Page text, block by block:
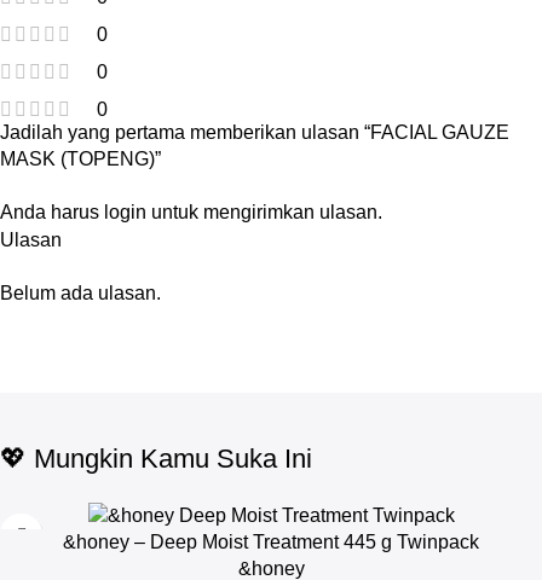
0
0
0
Ulasan
Belum ada ulasan.
Jadilah yang pertama memberikan ulasan “FACIAL GAUZE
MASK (TOPENG)”
Anda harus login untuk mengirimkan ulasan.
💖 Mungkin Kamu Suka Ini
&honey – Deep Moist Treatment 445 g Twinpack
&honey